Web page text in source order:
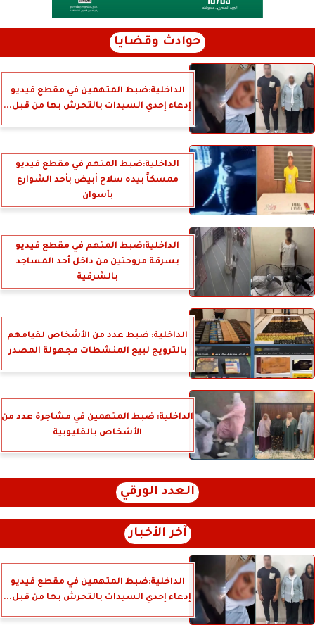
حوادث وقضايا
الداخلية:ضبط المتهمين في مقطع فيديو
إدعاء إحدي السيدات بالتحرش بها من قبل...
الداخلية:ضبط المتهم في مقطع فيديو
ممسكاً بيده سلاح أبيض بأحد الشوارع
بأسوان
الداخلية:ضبط المتهم في مقطع فيديو
بسرقة مروحتين من داخل أحد المساجد
بالشرقية
الداخلية: ضبط عدد من الأشخاص لقيامهم
بالترويج لبيع المنشطات مجهولة المصدر
الداخلية: ضبط المتهمين في مشاجرة عدد من
الأشخاص بالقليوبية
العدد الورقي
آخر الأخبار
الداخلية:ضبط المتهمين في مقطع فيديو
إدعاء إحدي السيدات بالتحرش بها من قبل...